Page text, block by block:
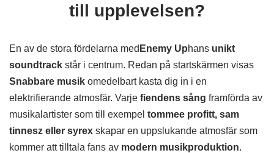
till upplevelsen?
En av de stora fördelarna med Enemy Uphans unikt
soundtrack står i centrum. Redan på startskärmen visas
Snabbare musik omedelbart kasta dig in i en
elektrifierande atmosfär. Varje fiendens sång framförda av
musikalartister som till exempel tommee profitt, sam
tinnesz eller syrex skapar en uppslukande atmosfär som
kommer att tilltala fans av modern musikproduktion.